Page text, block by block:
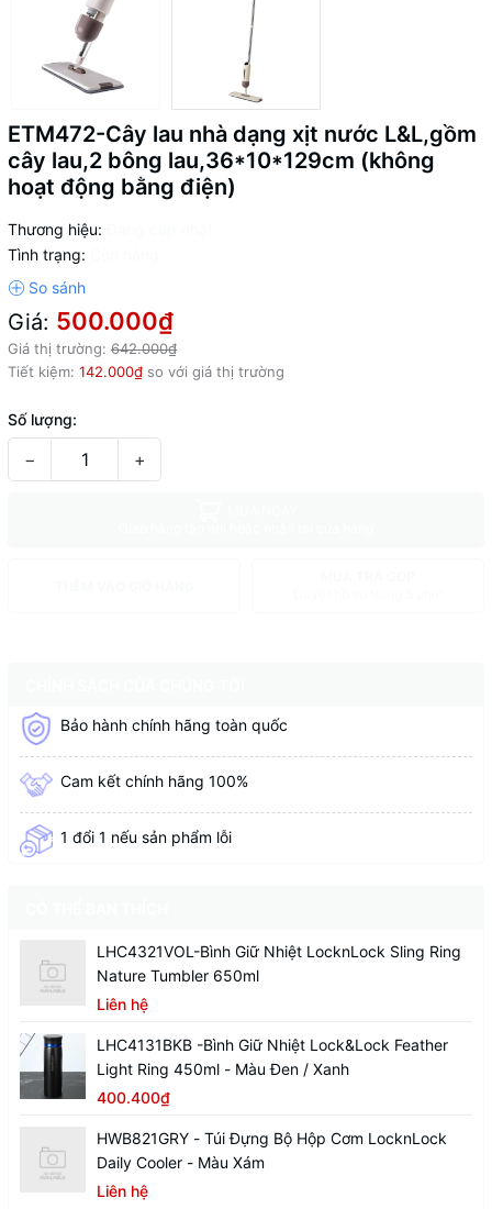
ETM472-Cây lau nhà dạng xịt nước L&L,gồm
cây lau,2 bông lau,36*10*129cm (không
hoạt động bằng điện)
Thương hiệu:
Tình trạng:
Giá: 500.000₫
Giá thị trường: 642.000₫
Tiết kiệm: 142.000₫ so với giá thị trường
Số lượng:
− +
Bảo hành chính hãng toàn quốc
Cam kết chính hãng 100%
1 đổi 1 nếu sản phẩm lỗi
LHC4321VOL-Bình Giữ Nhiệt LocknLock Sling Ring
Nature Tumbler 650ml
Liên hệ
LHC4131BKB -Bình Giữ Nhiệt Lock&Lock Feather
Light Ring 450ml - Màu Đen / Xanh
400.400₫
HWB821GRY - Túi Đựng Bộ Hộp Cơm LocknLock
Daily Cooler - Màu Xám
Liên hệ